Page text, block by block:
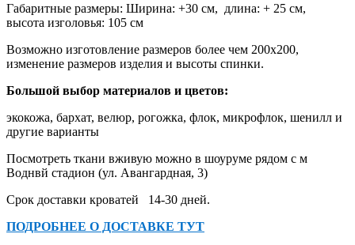
Габаритные размеры: Ширина: +30 см, длина: + 25 см,
высота изголовья: 105 см
Возможно изготовление размеров более чем 200х200,
изменение размеров изделия и высоты спинки.
Большой выбор материалов и цветов:
экокожа, бархат, велюр, рогожка, флок, микрофлок, шенилл и
другие варианты
Посмотреть ткани вживую можно в шоуруме рядом с м
Воднвй стадион (ул. Авангардная, 3)
Срок доставки кроватей 14-30 дней.
ПОДРОБНЕЕ О ДОСТАВКЕ ТУТ